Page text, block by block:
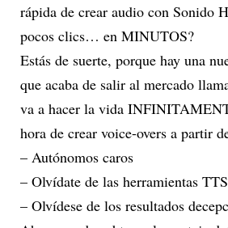
rápida de crear audio con Sonido
pocos clics… en MINUTOS?
Estás de suerte, porque hay una
que acaba de salir al mercado
va a hacer la vida
hora de crear voice-overs a partir
– Autónomos caros
– Olvídate de las herramientas
– Olvídese de los resultados